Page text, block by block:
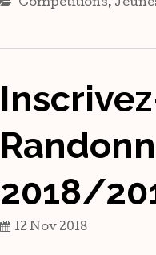
Compétitions,
2018/
12 Nov 2018